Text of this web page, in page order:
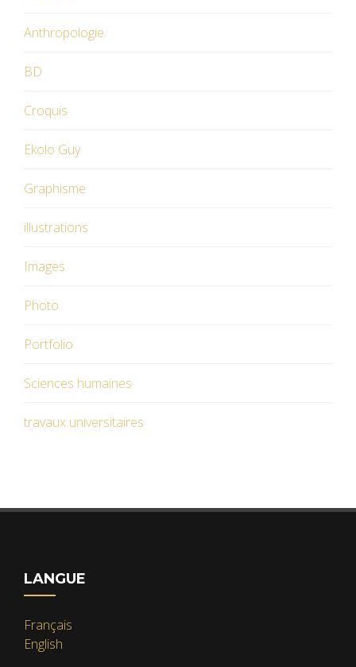
Anthropologie
BD
Croquis
Ekolo Guy
Graphisme
illustrations
Images
Photo
Portfolio
Sciences humaines
travaux universitaires
LANGUE
Français
English